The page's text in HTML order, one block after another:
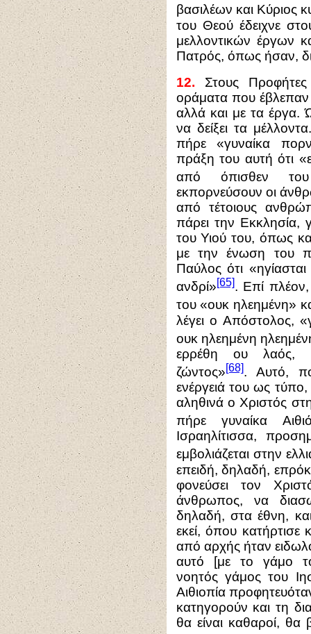
βασιλέων και Κύριος
του Θεού έδειχνε
μελλοντικών έργων
Πατρός, όπως ήσαν,
12. Στους
οράματα που
αλλά και με τα έργα.
να δείξει τα
πήρε «γυναίκα
πράξη του αυτή ότι
από όπισθεν
εκπορνεύσουν οι
από τέτοιους
πάρει την Εκκλησία,
του Υιού του, όπως
με την ένωση του
Παύλος ότι
ανδρί»[65]. Επί
του «ουκ ηλεημένη»
λέγει ο Απόστολος,
ουκ ηλεημένη
ερρέθη ου λαός,
ζώντος»[68]. Αυτό,
ενέργειά του ως
αληθινά ο Χριστός
πήρε γυναίκα
Ισραηλίτισσα,
εμβολιάζεται στην
επειδή, δηλαδή,
φονεύσει τον
άνθρωπος, να
δηλαδή, στα έθνη,
εκεί, όπου κατήρτισε
από αρχής ήταν
αυτό [με το γάμο
νοητός γάμος του
Αιθιοπία
κατηγορούν και τη
θα είναι καθαροί,